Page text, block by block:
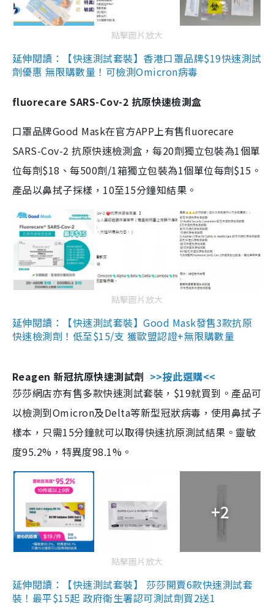
點擊圖片放大
延伸閱讀：【快速測試套裝】香港口罩品牌$19快速測試
劑優惠 無限購數量！可檢測Omicron病毒
fluorecare SARS-Cov-2 抗原快速檢測盒
口罩品牌Good Mask在官方APP上有售fluorecare
SARS-Cov-2 抗原快速檢測盒，每20劑獨立包裝為1個單
位每劑$18、每500劑/1箱獨立包裝為1個單位每劑$15。
產品以鼻拭子採樣，10至15分鐘知結果。
點擊圖片放大
延伸閱讀：【快速測試套裝】Good Mask發售3款抗原
快速檢測劑！低至$15/支 獲歐盟認證+無限購數量
Reagen 新冠抗原快速測試劑 >>按此選購<<
莎莎網店亦有售多款快速測試套裝，$19就買到。產品可
以檢測到Omicron及Delta等新型冠狀病毒，使用鼻拭子
樣本，只需15分鐘就可以取得快速抗原測試結果。靈敏
度95.2%，特異度98.1%。
+2
點擊圖片放大
延伸閱讀：【快速測試套裝】 莎莎開賣6款快速測試套
裝！最平$15起 政府衛生署認可測試劑買2送1